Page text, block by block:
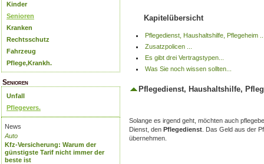
Kinder
Senioren
Kranken
Rechtsschutz
Fahrzeug
Pflege,Krankh.
Senioren
Unfall
Pflegevers.
News
Auto
Kfz-Versicherung: Warum der
günstigste Tarif nicht immer der
beste ist
Kapitelübersicht
Pflegedienst, Haushaltshilfe, Pflegeheim
Zusatzpolicen ...
Es gibt drei Vertragstypen...
Was Sie noch wissen sollten...
Pflegedienst, Haushaltshilfe,
Solange es irgend geht, möchten auch
Dienst, den Pflegedienst . Das Geld aus der
übernehmen.